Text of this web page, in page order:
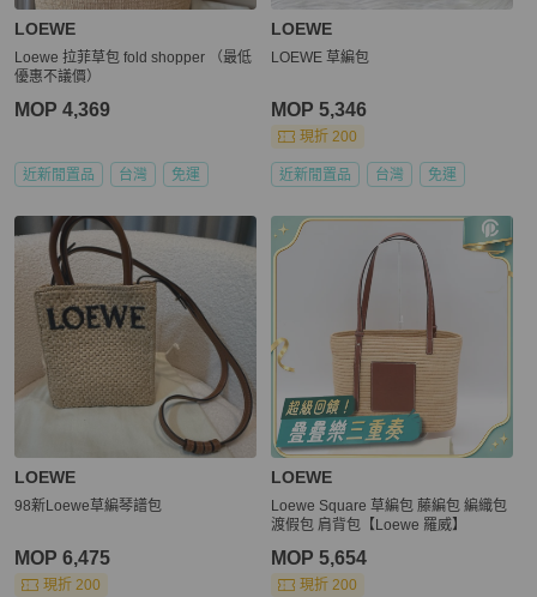
LOEWE
Loewe 拉菲草包 fold shopper （最低
優惠不議價）
MOP 4,369
近新閒置品 台灣 免運
LOEWE
LOEWE 草編包
MOP 5,346
現折 200
近新閒置品 台灣 免運
LOEWE
98新Loewe草編琴譜包
MOP 6,475
現折 200
LOEWE
Loewe Square 草編包 藤編包 編織包
渡假包 肩背包【Loewe 羅威】
MOP 5,654
現折 200